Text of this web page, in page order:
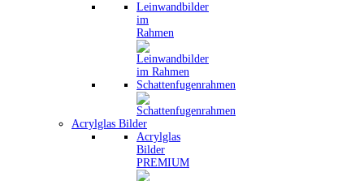
Leinwandbilder
im
Rahmen
Schattenfugenrahmen
Acrylglas Bilder
Acrylglas
Bilder
PREMIUM